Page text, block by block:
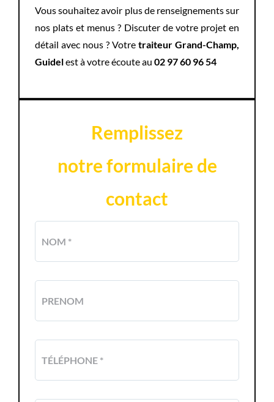
Vous souhaitez avoir plus de renseignements sur
nos plats et menus ? Discuter de votre projet en
détail avec nous ? Votre traiteur Grand-Champ,
Guidelest à votre écoute au 02 97 60 96 54
Remplissez
notre formulaire de
contact